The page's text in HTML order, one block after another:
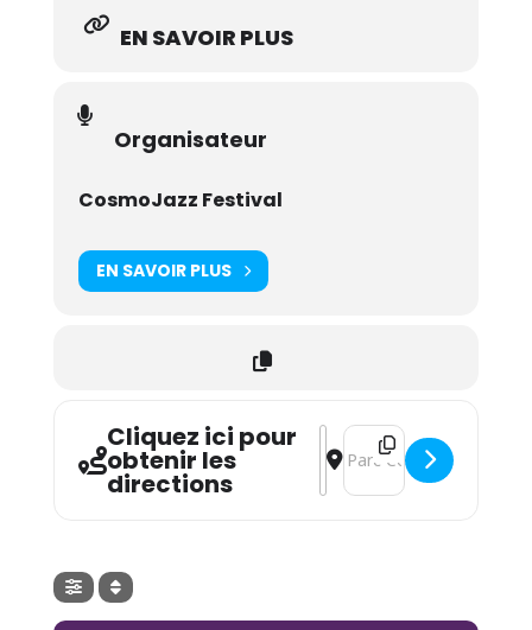
EN SAVOIR PLUS
Organisateur
CosmoJazz Festival
EN SAVOIR PLUS
Cliquez ici pour
obtenir les
directions
Address - Gangbé Brass
Destination Address -